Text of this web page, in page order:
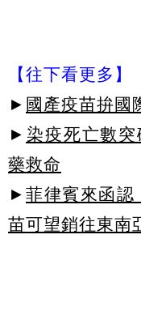
【往下看更多】
► 國產疫苗拚國
► 染疫死亡數
藥救命
► 菲律賓來函
苗可望銷往東南